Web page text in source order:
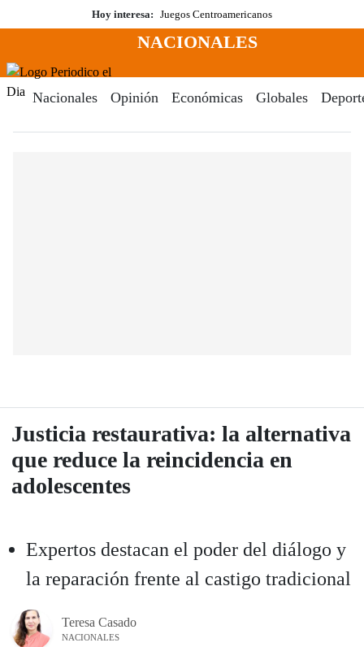
al
Hoy interesa: Juegos Centroamericanos
Menú
NACIONALES
Nacionales Opinión Económicas Globales
Justicia restaurativa: la alternativa
que reduce la reincidencia en
adolescentes
Expertos destacan el poder del diálogo y
la reparación frente al castigo tradicional
Teresa Casado
NACIONALES